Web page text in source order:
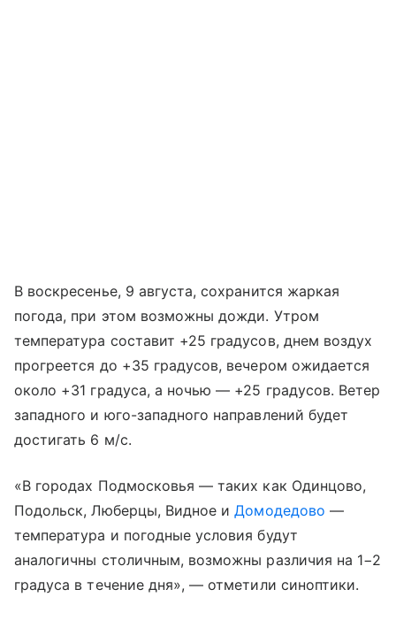
В воскресенье, 9 августа, сохранится жаркая
погода, при этом возможны дожди. Утром
температура составит +25 градусов, днем воздух
прогреется до +35 градусов, вечером ожидается
около +31 градуса, а ночью — +25 градусов. Ветер
западного и юго-западного направлений будет
достигать 6 м/с.
«В городах Подмосковья — таких как Одинцово,
Подольск, Люберцы, Видное иДомодедово —
температура и погодные условия будут
аналогичны столичным, возможны различия на 1−2
градуса в течение дня», — отметили синоптики.